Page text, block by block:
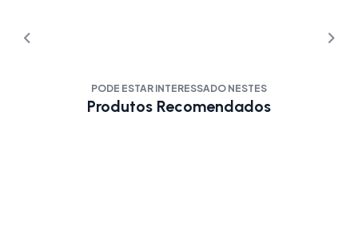
PODE ESTAR INTERESSADO NESTES
Produtos Recomendados